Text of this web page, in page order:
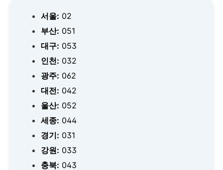
서울: 02
부산: 051
대구: 053
인천: 032
광주: 062
대전: 042
울산: 052
세종: 044
경기: 031
강원: 033
충북: 043